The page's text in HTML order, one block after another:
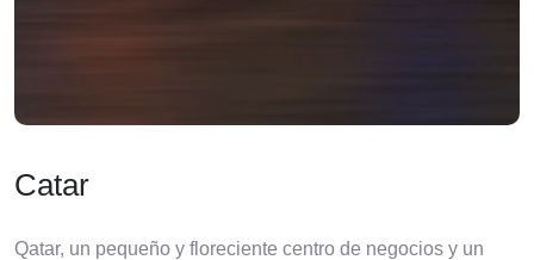
Catar
Qatar, un pequeño y floreciente centro de negocios y un